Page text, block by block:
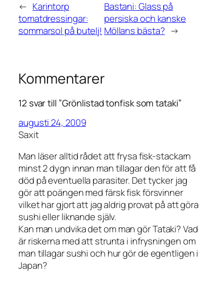
← Karintorp
tomatdressingar:
sommarsol på butelj!
Bastani: Glass på
persiska och kanske
Möllans bästa? →
Kommentarer
12 svar till ”Grönlistad tonfisk som tataki”
augusti 24, 2009
Saxit
Man läser alltid rådet att frysa fisk-stackarn
minst 2 dygn innan man tillagar den för att få
död på eventuella parasiter. Det tycker jag
gör att poängen med färsk fisk försvinner
vilket har gjort att jag aldrig provat på att göra
sushi eller liknande själv.
Kan man undvika det om man gör Tataki? Vad
är riskerna med att strunta i infrysningen om
man tillagar sushi och hur gör de egentligen i
Japan?